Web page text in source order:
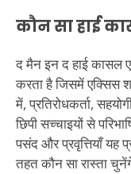
कौन सा हाई
द मैन इन द हाई कासल
करता है जिसमें एक्सिस
में, प्रतिरोधकर्ता,
छिपी सच्चाइयों से
पसंद और प्रवृत्तियाँ
तहत कौन सा रास्ता